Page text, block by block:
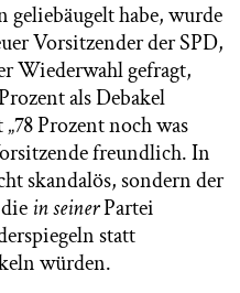
habe, wurde
Vorsitzender der SPD,
Wiederwahl gefragt,
als Debakel
Prozent noch was
freundlich. In
skandalös, sondern der
in seinerPartei
statt
würden.